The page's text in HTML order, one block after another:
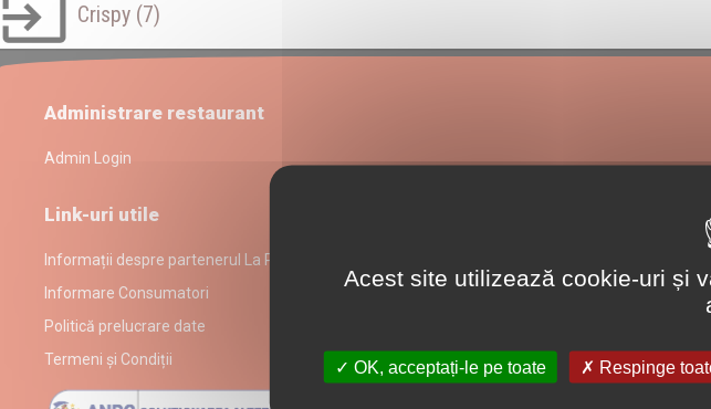
Crispy (7)
Administrare restaurant
Admin Login
Link-uri utile
Informații despre partenerul La Pascan
Informare Consumatori
Politică prelucrare date
Termeni și Condiții
Acest site utilizează cookie-uri și
OK, acceptați-le pe toate Respinge